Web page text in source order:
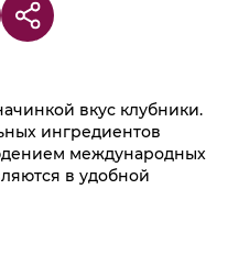
вкус клубники.
ингредиентов
международных
в удобной